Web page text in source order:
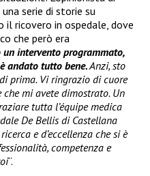
serie di storie su
ricovero in ospedale, dove
che però era
intervento programmato,
andato tutto bene.Anzi, sto
prima. Vi ringrazio di cuore
mi avete dimostrato. Un
tutta l’équipe medica
De Bellis di Castellana
e d’eccellenza che si è
competenza e
“.